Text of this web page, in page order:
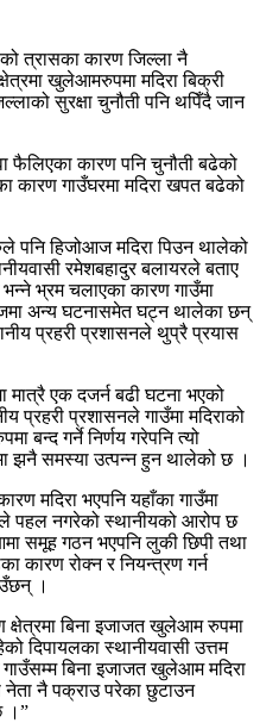
त्रासका कारण जिल्ला नै
खुलेआमरुपमा मदिरा बिक्री
सुरक्षा चुनौती पनि थपिँदै जान
फैलिएका कारण पनि चुनौती बढेको
कारण गाउँघरमा मदिरा खपत बढेको
पनि हिजोआज मदिरा पिउन थालेको
रमेशबहादुर बलायरले बताए
भन्ने भ्रम चलाएका कारण गाउँमा
अन्य घटनासमेत घट्न थालेका छन्
प्रहरी प्रशासनले थुप्रै प्रयास
मात्रै एक दजर्न बढी घटना भएको
प्रहरी प्रशासनले गाउँमा मदिराको
बन्द गर्ने निर्णय गरेपनि त्यो
झनै समस्या उत्पन्न हुन थालेको छ ।
मदिरा भएपनि यहाँका गाउँमा
पहल नगरेको स्थानीयको आरोप छ
समूह गठन भएपनि लुकी छिपी तथा
कारण रोक्न र नियन्त्रण गर्न
।
क्षेत्रमा बिना इजाजत खुलेआम रुपमा
दिपायलका स्थानीयवासी उत्तम
बिना इजाजत खुलेआम मदिरा
नेता नै पक्राउ परेका छुटाउन
।”